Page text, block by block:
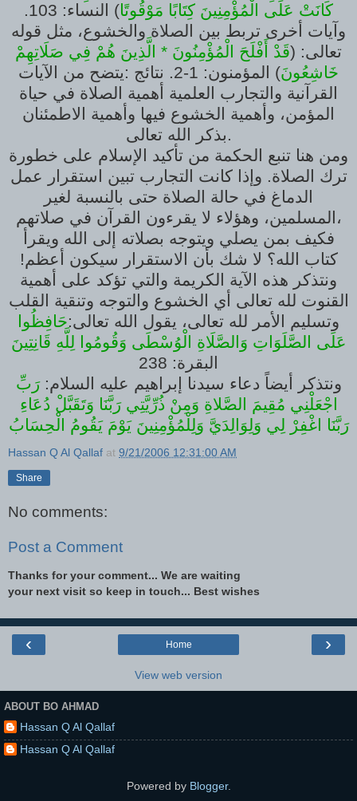
كَانَتْ عَلَى الْمُؤْمِنِينَ كِتَابًا مَوْقُوتًا
) النساء: 103.
وآيات أخرى تربط بين الصلاة والخشوع، مثل قوله
تعالى: (قَدْ أَفْلَحَ الْمُؤْمِنُونَ * الَّذِينَ هُمْ فِي صَلَاتِهِمْ
خَاشِعُونَ
) المؤمنون: 1-2. نتائج :يتضح من الآيات
القرآنية والتجارب العلمية أهمية الصلاة في حياة
المؤمن، وأهمية الخشوع فيها وأهمية الاطمئنان
بذكر الله تعالى.
ومن هنا تنبع الحكمة من تأكيد الإسلام على خطورة
ترك الصلاة. وإذا كانت التجارب تبين استقرار عمل
الدماغ في حالة الصلاة حتى بالنسبة لغير
المسلمين، وهؤلاء لا يقرءون القرآن في صلاتهم،
فكيف بمن يصلي ويتوجه بصلاته إلى الله ويقرأ
كتاب الله؟ لا شك بأن الاستقرار سيكون أعظم!
ونتذكر هذه الآية الكريمة والتي تؤكد على أهمية
القنوت لله تعالى أي الخشوع والتوجه وتنقية القلب
وتسليم الأمر لله تعالى، يقول الله تعالى:حَافِظُوا
عَلَى الصَّلَوَاتِ وَالصَّلَاةِ الْوُسْطَى وَقُومُوا لِلَّهِ قَانِتِينَ
البقرة: 238
ونتذكر أيضاً دعاء سيدنا إبراهيم عليه السلام:رَبِّ
اجْعَلْنِي مُقِيمَ الصَّلاةِ وَمِنْ ذُرِّيَّتِي رَبَّنَا وَتَقَبَّلْ دُعَاءِ
رَبَّنَا اغْفِرْ لِي وَلِوَالِدَيَّ وَلِلْمُؤْمِنِينَ يَوْمَ يَقُومُ الْحِسَابُ
Hassan Q Al Qallaf at 9/21/2006 12:31:00 AM
Share
No comments:
Post a Comment
Thanks for your comment... We are waiting
your next visit so keep in touch... Best wishes
‹ ›
Home
View web version
ABOUT BO AHMAD
Hassan Q Al Qallaf
Hassan Q Al Qallaf
Powered by Blogger.